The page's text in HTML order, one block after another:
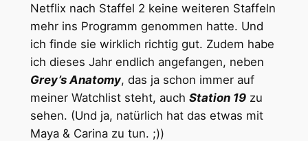
Netflix nach Staffel 2 keine weiteren Staffeln
mehr ins Programm genommen hatte. Und
ich finde sie wirklich richtig gut. Zudem habe
ich dieses Jahr endlich angefangen, neben
Grey’s Anatomy, das ja schon immer auf
meiner Watchlist steht, auch Station 19zu
sehen. (Und ja, natürlich hat das etwas mit
Maya & Carina zu tun. ;))